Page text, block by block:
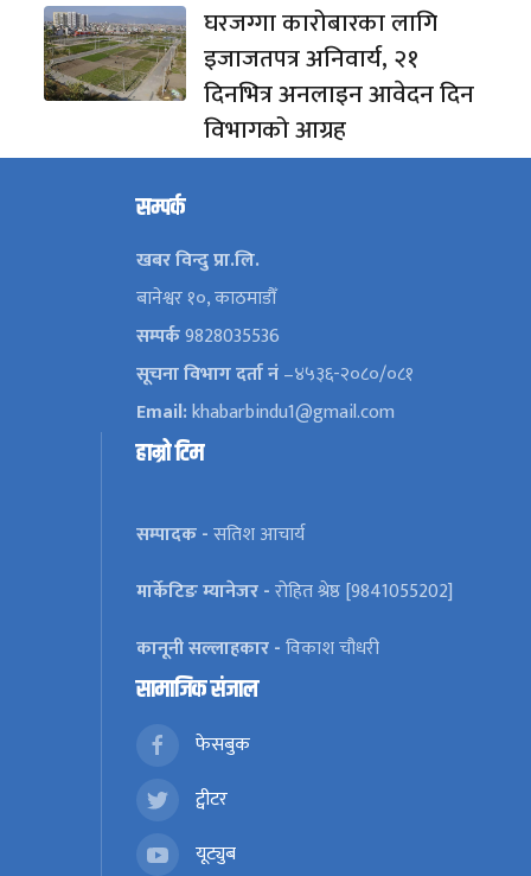
घरजग्गा कारोबारका लागि
इजाजतपत्र अनिवार्य, २१
दिनभित्र अनलाइन आवेदन दिन
विभागको आग्रह
सम्पर्क
खबर विन्दु प्रा.लि.
बानेश्वर १०, काठमाडौँ
सम्पर्क9828035536
सूचना विभाग दर्ता नं–४५३६-२०८०/०८१
Email:khabarbindu1@gmail.com
हाम्रो टिम
सम्पादक -सतिश आचार्य
मार्केटिङ म्यानेजर -रोहित श्रेष्ठ [9841055202]
कानूनी सल्लाहकार -विकाश चौधरी
सामाजिक संजाल
फेसबुक
ट्वीटर
यूट्युब